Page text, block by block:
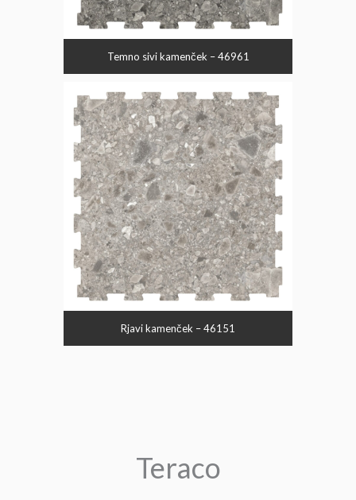
Temno sivi kamenček – 46961
Rjavi kamenček – 46151
Teraco